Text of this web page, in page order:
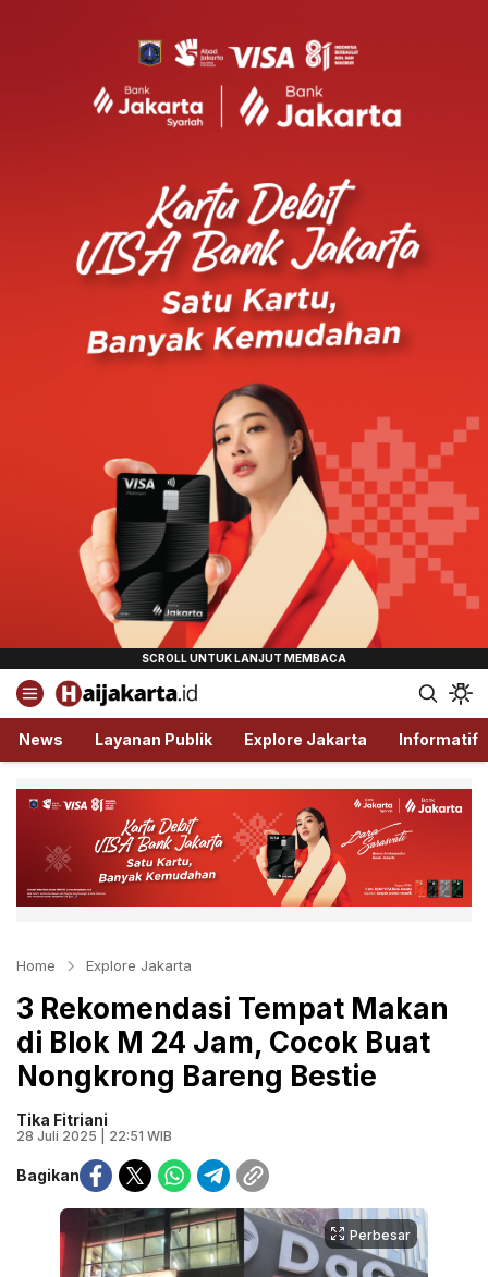
Haijakarta.id
Semua Tentang Jakarta Ada Disini!
News Layanan Publik Explore Jakarta Informatif
Home Explore Jakarta
3 Rekomendasi Tempat Makan
di Blok M 24 Jam, Cocok Buat
Nongkrong Bareng Bestie
Tika Fitriani
28 Juli 2025 | 22:51 WIB
Bagikan
Perbesar